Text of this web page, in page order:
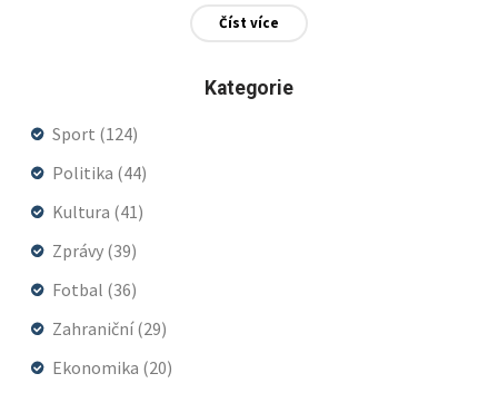
Číst více
Kategorie
Sport (124)
Politika (44)
Kultura (41)
Zprávy (39)
Fotbal (36)
Zahraniční(29)
Ekonomika (20)